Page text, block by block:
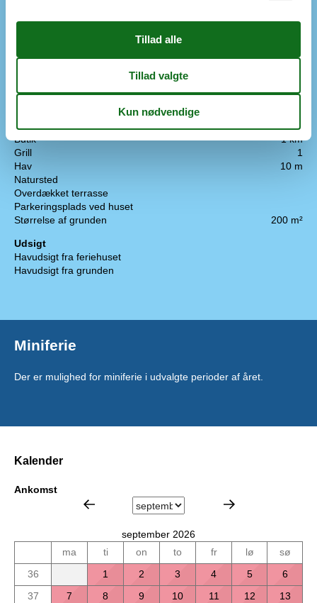
Soveplads ikke i soveværelset
Antal badeværelser
1
Brusekabine
Udenfor
Butik
1 km
Grill
1
Hav
10 m
Natursted
Overdækket terrasse
Parkeringsplads ved huset
Størrelse af grunden
200 m²
Udsigt
Havudsigt fra feriehuset
Havudsigt fra grunden
Miniferie
Der er mulighed for miniferie i udvalgte perioder af året.
Kalender
Ankomst
september 2026
ma
ti on to fr lø
sø
36
1 2 3 4 5
6
37
7 8 9 10 11 12
13